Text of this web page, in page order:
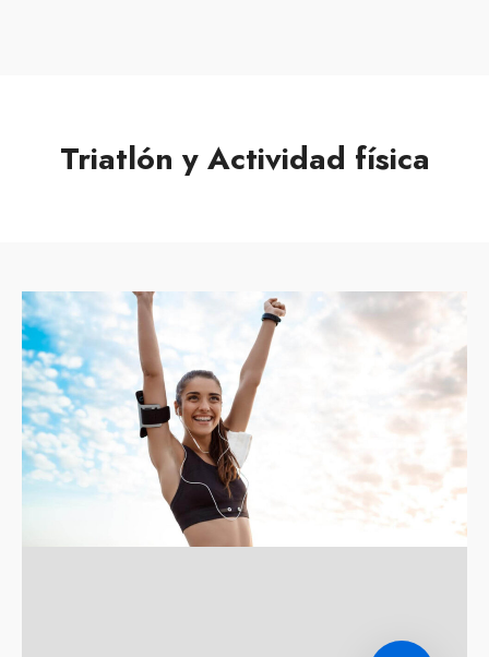
Triatlón y Actividad física